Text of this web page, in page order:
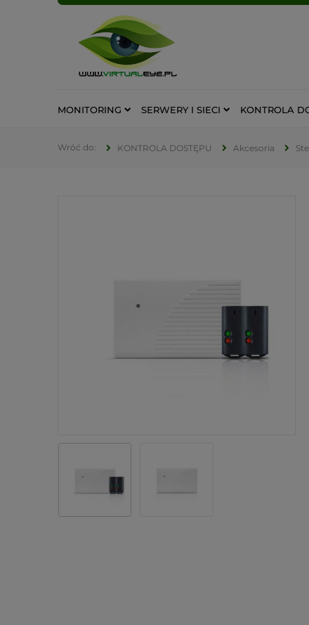
MONITORING SERWERY I SIECI KONTROLA
KONTROLA DOSTĘPU Akcesoria